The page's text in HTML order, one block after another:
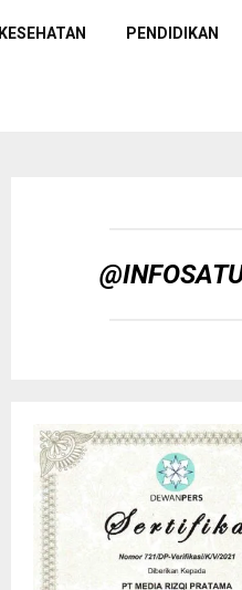
KESEHATAN PENDIDIKAN